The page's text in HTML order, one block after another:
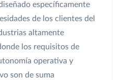
específicamente
de los clientes del
altamente
los requisitos de
operativa y
son de suma